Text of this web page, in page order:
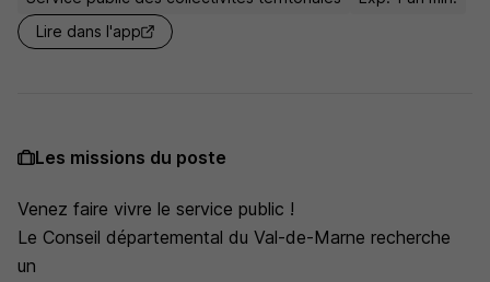
Lire dans l'app
Les missions du poste
Venez faire vivre le service public !
Le Conseil départemental du Val-de-Marne recherche
un